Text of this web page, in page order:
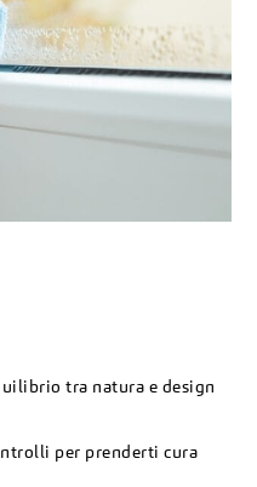
tra natura e design
per prenderti cura